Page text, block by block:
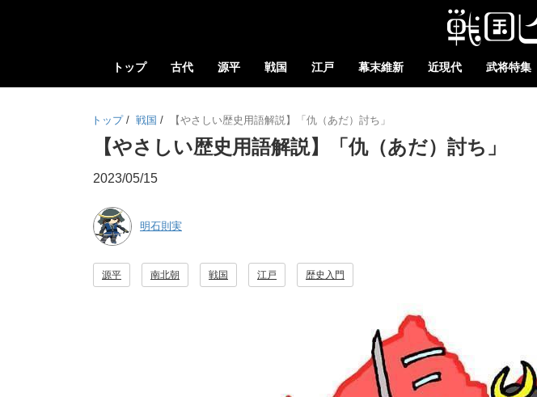
トップ 古代 源平 戦国 江戸 幕末維新 近現代 武将特集
トップ / 戦国 / 【やさしい歴史用語解説】「仇（あだ）討ち」
【やさしい歴史用語解説】「仇（あだ）討ち」
2023/05/15
明石則実
源平 南北朝 戦国 江戸 歴史入門